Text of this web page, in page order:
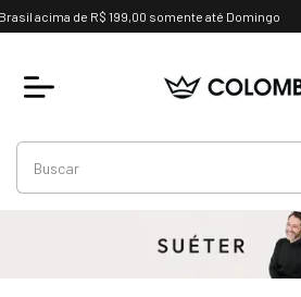
acima de R$ 199,00 somente até Domingo